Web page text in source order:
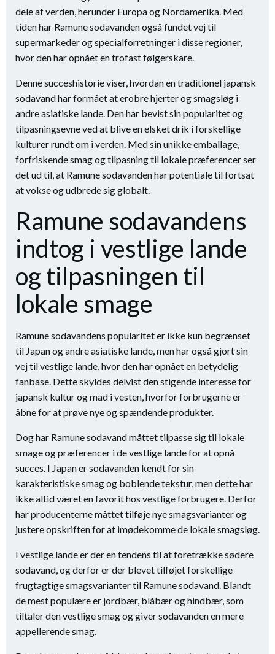
dele af verden, herunder Europa og Nordamerika. Med
tiden har Ramune sodavanden også fundet vej til
supermarkeder og specialforretninger i disse regioner,
hvor den har opnået en trofast følgerskare.
Denne succeshistorie viser, hvordan en traditionel japansk
sodavand har formået at erobre hjerter og smagsløg i
andre asiatiske lande. Den har bevist sin popularitet og
tilpasningsevne ved at blive en elsket drik i forskellige
kulturer rundt om i verden. Med sin unikke emballage,
forfriskende smag og tilpasning til lokale præferencer ser
det ud til, at Ramune sodavanden har potentiale til fortsat
at vokse og udbrede sig globalt.
Ramune sodavandens
indtog i vestlige lande
og tilpasningen til
lokale smage
Ramune sodavandens popularitet er ikke kun begrænset
til Japan og andre asiatiske lande, men har også gjort sin
vej til vestlige lande, hvor den har opnået en betydelig
fanbase. Dette skyldes delvist den stigende interesse for
japansk kultur og mad i vesten, hvorfor forbrugerne er
åbne for at prøve nye og spændende produkter.
Dog har Ramune sodavand måttet tilpasse sig til lokale
smage og præferencer i de vestlige lande for at opnå
succes. I Japan er sodavanden kendt for sin
karakteristiske smag og boblende tekstur, men dette har
ikke altid været en favorit hos vestlige forbrugere. Derfor
har producenterne måttet tilføje nye smagsvarianter og
justere opskriften for at imødekomme de lokale smagsløg.
I vestlige lande er der en tendens til at foretrække sødere
sodavand, og derfor er der blevet tilføjet forskellige
frugtagtige smagsvarianter til Ramune sodavand. Blandt
de mest populære er jordbær, blåbær og hindbær, som
tiltaler den vestlige smag og giver sodavanden en mere
appellerende smag.